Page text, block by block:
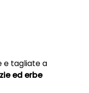
e tagliate a
ed erbe